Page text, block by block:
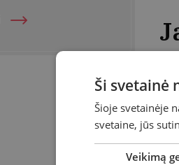
Ši svetainė
Šioje svetainėje
svetaine, jūs
Veikimą